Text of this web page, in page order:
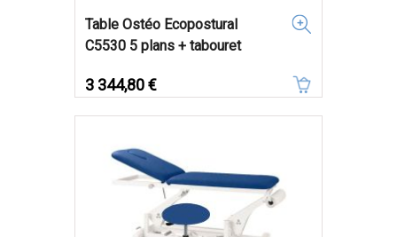
Table Ostéo Ecopostural
C5530 5 plans + tabouret
Prix
3 344,80 €